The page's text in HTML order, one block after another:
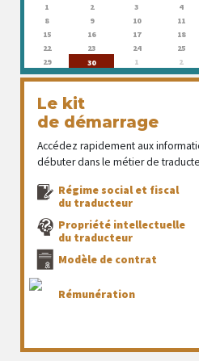
1 2 3 4
8
9 10 11
15
16 17 18
22
23 24 25
29
30 1 2
Le kit
de démarrage
Accédez rapidement aux
débuter dans le métier de
Régime social et fiscal
du traducteur
Propriété intellectuelle
du traducteur
Modèle de contrat
Rémunération